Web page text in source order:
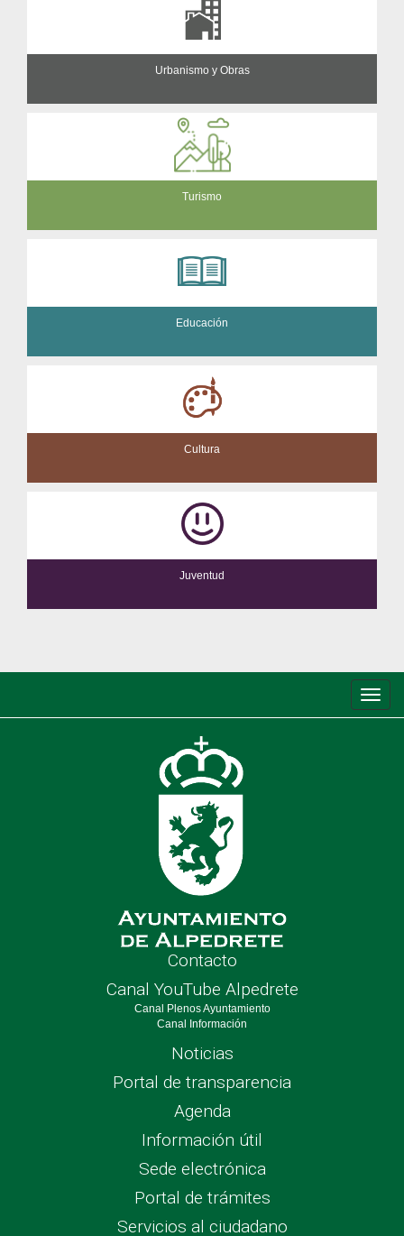
Urbanismo y Obras
Turismo
Educación
Cultura
Juventud
de
Contacto
Canal YouTube Alpedrete
Canal Plenos Ayuntamiento
Canal Información
Noticias
Portal de transparencia
Agenda
Información útil
Sede electrónica
Portal de trámites
Servicios al ciudadano